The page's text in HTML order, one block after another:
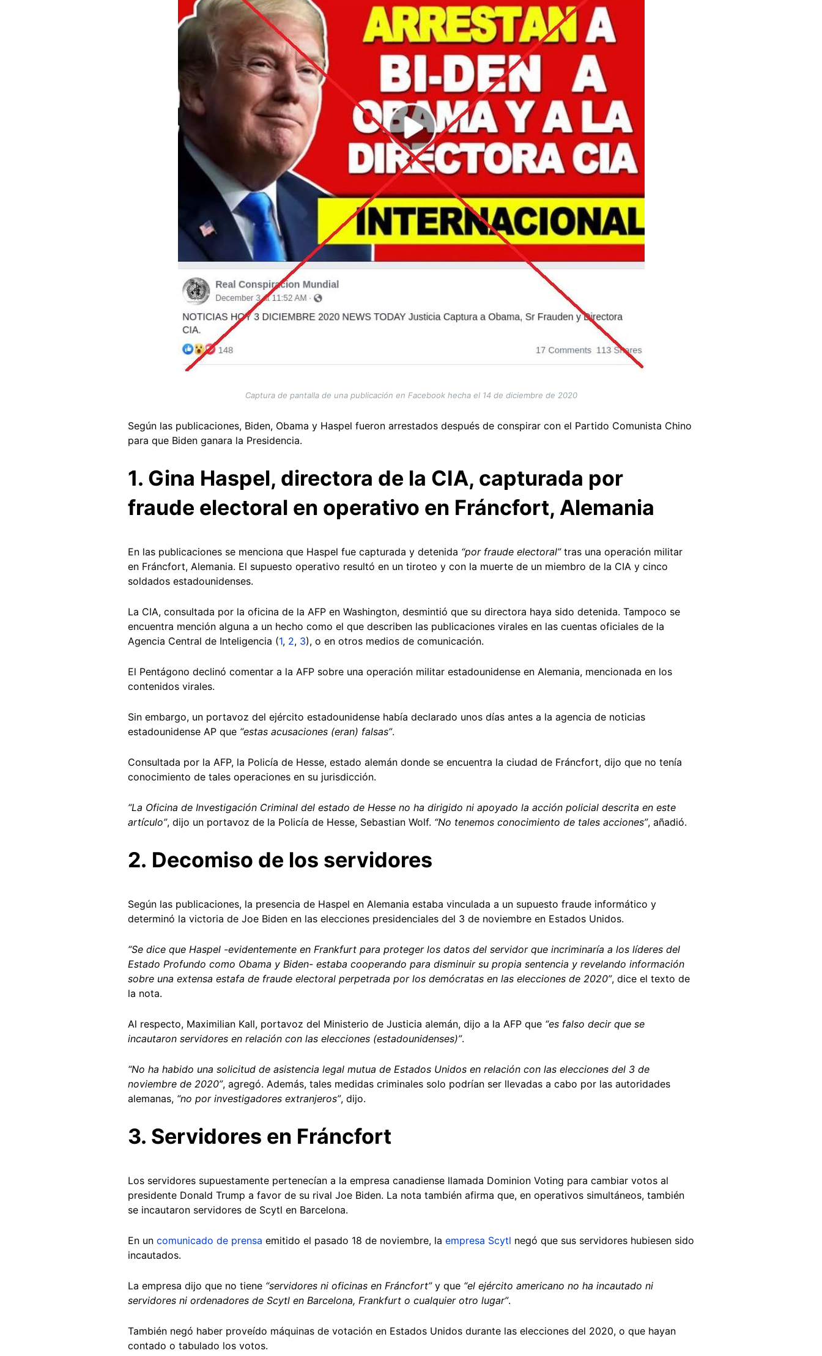
Captura de pantalla de una publicación en Facebook hecha el 14 de diciembre de 2020
Según las publicaciones, Biden, Obama y Haspel fueron arrestados después de conspirar con el Partido Comunista Chino
para que Biden ganara la Presidencia.
1. Gina Haspel, directora de la CIA, capturada por
fraude electoral en operativo en Fráncfort, Alemania
En las publicaciones se menciona que Haspel fue capturada y detenida “por fraude electoral” tras una operación militar
en Fráncfort, Alemania. El supuesto operativo resultó en un tiroteo y con la muerte de un miembro de la CIA y cinco
soldados estadounidenses.
La CIA, consultada por la oficina de la AFP en Washington, desmintió que su directora haya sido detenida. Tampoco se
encuentra mención alguna a un hecho como el que describen las publicaciones virales en las cuentas oficiales de la
Agencia Central de Inteligencia (1, 2, 3), o en otros medios de comunicación.
El Pentágono declinó comentar a la AFP sobre una operación militar estadounidense en Alemania, mencionada en los
contenidos virales.
Sin embargo, un portavoz del ejército estadounidense había declarado unos días antes a la agencia de noticias
estadounidense AP que “estas acusaciones (eran) falsas”.
Consultada por la AFP, la Policía de Hesse, estado alemán donde se encuentra la ciudad de Fráncfort, dijo que no tenía
conocimiento de tales operaciones en su jurisdicción.
“La Oficina de Investigación Criminal del estado de Hesse no ha dirigido ni apoyado la acción policial descrita en este
artículo”, dijo un portavoz de la Policía de Hesse, Sebastian Wolf. “No tenemos conocimiento de tales acciones”, añadió.
2. Decomiso de los servidores
Según las publicaciones, la presencia de Haspel en Alemania estaba vinculada a un supuesto fraude informático y
determinó la victoria de Joe Biden en las elecciones presidenciales del 3 de noviembre en Estados Unidos.
“Se dice que Haspel -evidentemente en Frankfurt para proteger los datos del servidor que incriminaría a los líderes del
Estado Profundo como Obama y Biden- estaba cooperando para disminuir su propia sentencia y revelando información
sobre una extensa estafa de fraude electoral perpetrada por los demócratas en las elecciones de 2020”, dice el texto de
la nota.
Al respecto, Maximilian Kall, portavoz del Ministerio de Justicia alemán, dijo a la AFP que “es falso decir que se
incautaron servidores en relación con las elecciones (estadounidenses)”.
“No ha habido una solicitud de asistencia legal mutua de Estados Unidos en relación con las elecciones del 3 de
noviembre de 2020”, agregó. Además, tales medidas criminales solo podrían ser llevadas a cabo por las autoridades
alemanas, “no por investigadores extranjeros”, dijo.
3. Servidores en Fráncfort
Los servidores supuestamente pertenecían a la empresa canadiense llamada Dominion Voting para cambiar votos al
presidente Donald Trump a favor de su rival Joe Biden. La nota también afirma que, en operativos simultáneos, también
se incautaron servidores de Scytl en Barcelona.
En un comunicado de prensa emitido el pasado 18 de noviembre, la empresa Scytl negó que sus servidores hubiesen sido
incautados.
La empresa dijo que no tiene “servidores ni oficinas en Fráncfort” y que “el ejército americano no ha incautado ni
servidores ni ordenadores de Scytl en Barcelona, Frankfurt o cualquier otro lugar”.
También negó haber proveído máquinas de votación en Estados Unidos durante las elecciones del 2020, o que hayan
contado o tabulado los votos.